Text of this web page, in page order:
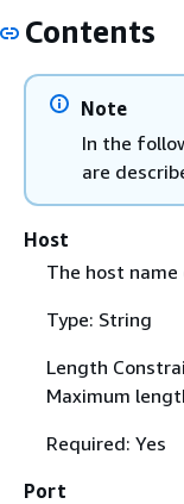
Contents
Note
In the
are
Host
The host
Type: String
Length
Maximum
Required: Yes
Port